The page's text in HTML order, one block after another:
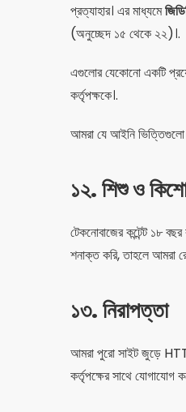
প্রত্যাহার। এর মাধ্যমে
(অনুচ্ছেদ ১৫ থেকে ২২)।.
এগুলোর যেকোনো একটি
কর্তৃপক্ষকে।.
আমরা যে আইনি ভিত্তিগুলো
১২. শিশু ও
টেকনোবাজের কন্টেন্ট ১৮
শনাক্ত করি, তাহলে আমরা
১৩. নিরাপত্তা
আমরা পুরো সাইট জুড়ে
কর্তৃপক্ষের সাথে যোগাযোগ